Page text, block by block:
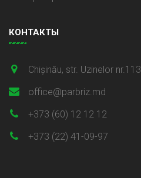
КОНТАКТЫ
Chișinău, str. Uzinelor nr.113
office@parbriz.md
+373 (60) 12 12 12
+373 (22) 41-09-97